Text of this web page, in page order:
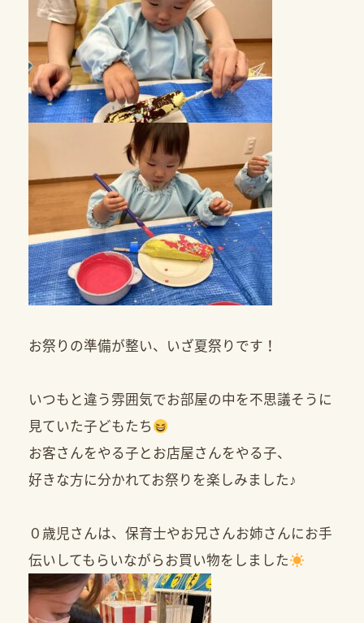
お祭りの準備が整い、いざ夏祭りです！
いつもと違う雰囲気でお部屋の中を不思議そうに
見ていた子どもたち
お客さんをやる子とお店屋さんをやる子、
好きな方に分かれてお祭りを楽しみました♪
０歳児さんは、保育士やお兄さんお姉さんにお手
伝いしてもらいながらお買い物をしました